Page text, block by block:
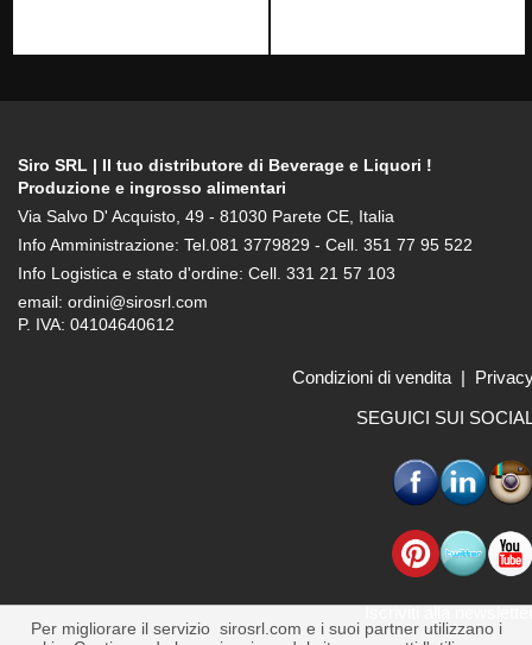
Per migliorare il servizio sirosrl.com e i suoi partner utilizzano i
Siro SRL | Il tuo distributore di Beverage e Liquori !
Produzione e ingrosso alimentari
Via Salvo D' Acquisto, 49 - 81030 Parete CE, Italia
Info Amministrazione: Tel.081 3779829 - Cell. 351 77 95 522
Info Logistica e stato d'ordine: Cell. 331 21 57 103
email: ordini@sirosrl.com
P. IVA: 04104640612
Condizioni di vendita |
SEGUICI SUI
Iscriviti alla